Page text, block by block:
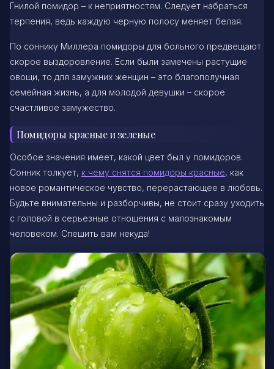
Гнилой помидор – к неприятностям. Следует набраться
терпения, ведь каждую черную полосу меняет белая.
По соннику Миллера помидоры для больного предвещают
скорое выздоровление. Если были замечены растущие
овощи, то для замужних женщин – это благополучная
семейная жизнь, а для молодой девушки – скорое
счастливое замужество.
Помидоры красные и зеленые
Особое значения имеет, какой цвет был у помидоров.
Сонник толкует, к чему снятся помидоры красные, как
новое романтическое чувство, перерастающее в любовь.
Будьте внимательны и разборчивы, не стоит сразу уходить
с головой в серьезные отношения с малознакомым
человеком. Спешить вам некуда!